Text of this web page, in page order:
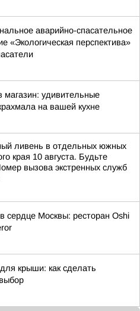
аварийно-спасательное
«Экологическая перспектива»
магазин: удивительные
на вашей кухне
ливень в отдельных южных
края 10 августа. Будьте
вызова экстренных служб
сердце Москвы: ресторан Oshi
крыши: как сделать